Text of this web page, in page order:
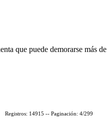
que puede demorarse más de
Registros: 14915 -- Paginación: 4/299